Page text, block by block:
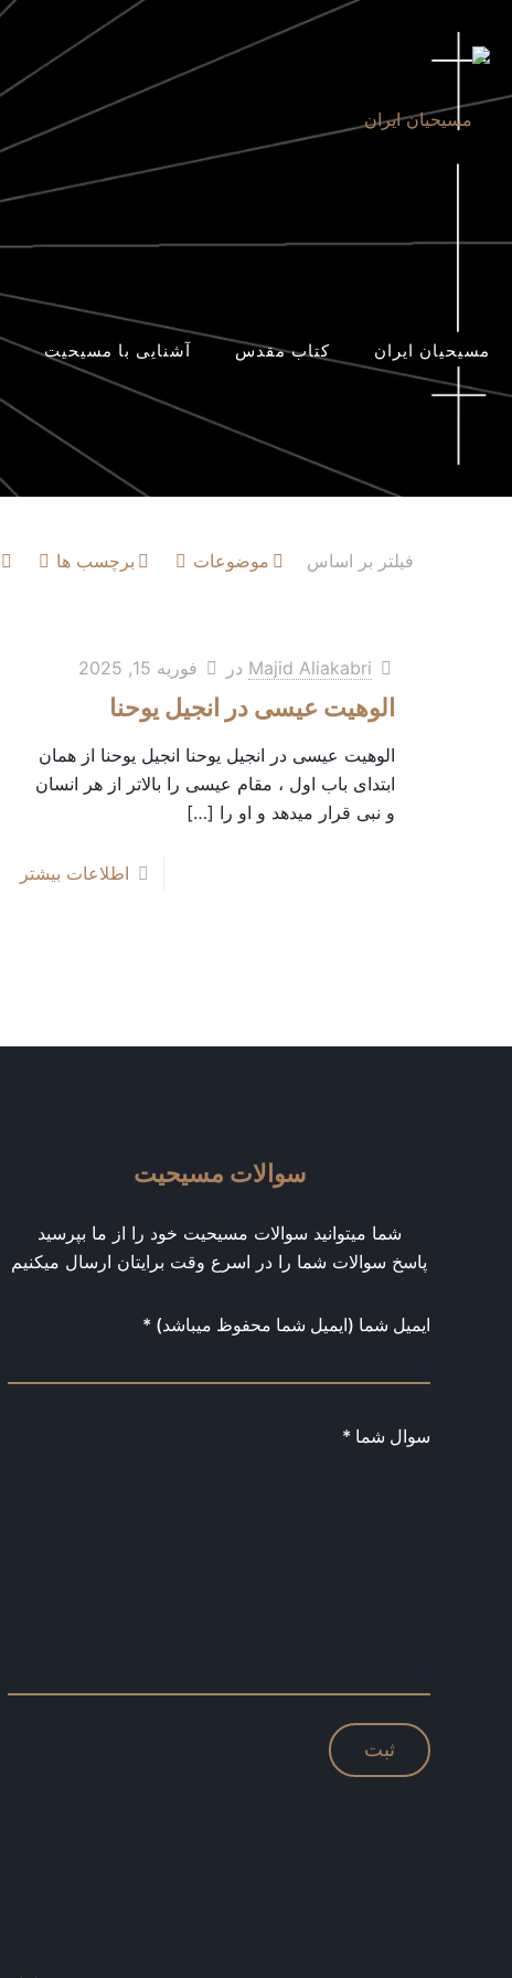
مسیحیان ایران کتاب مقدس آشنایی با مسیحیت
فیلتر بر اساس موضوعات برچسب ها
Majid Aliakabri در فوریه 15, 2025
الوهیت عیسی در انجیل یوحنا
الوهیت عیسی در انجیل یوحنا انجیل یوحنا از همان
ابتدای باب اول ، مقام عیسی را بالاتر از هر انسان
و نبی قرار میدهد و او را […]
اطلاعات بیشتر
سوالات مسیحیت
شما میتوانید سوالات مسیحیت خود را از ما بپرسید
پاسخ سوالات شما را در اسرع وقت برایتان ارسال میکنیم
ایمیل شما (ایمیل شما محفوظ میباشد) *
سوال شما *